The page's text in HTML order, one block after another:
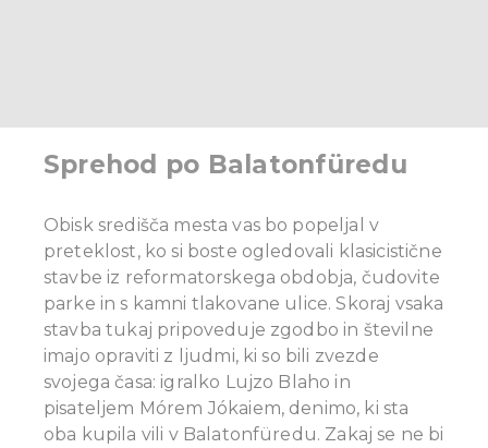
Sprehod po Balatonfüredu
Obisk središča mesta vas bo popeljal v
preteklost, ko si boste ogledovali klasicistične
stavbe iz reformatorskega obdobja, čudovite
parke in s kamni tlakovane ulice. Skoraj vsaka
stavba tukaj pripoveduje zgodbo in številne
imajo opraviti z ljudmi, ki so bili zvezde
svojega časa: igralko Lujzo Blaho in
pisateljem Mórem Jókaiem, denimo, ki sta
oba kupila vili v Balatonfüredu. Zakaj se ne bi